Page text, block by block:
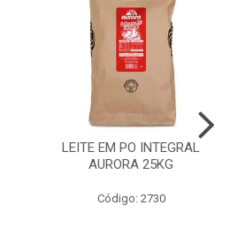
LEITE EM PO INTEGRAL
AURORA 25KG
Código: 2730